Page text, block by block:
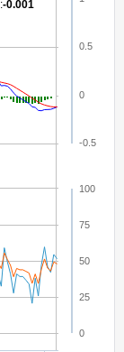
-0.5
0
0.5
0
25
50
75
100
:-0.001